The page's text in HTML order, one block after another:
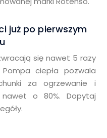
już po pierwszym
się nawet 5 razy
ciepła pozwala
za ogrzewanie i
o 80%. Dopytaj